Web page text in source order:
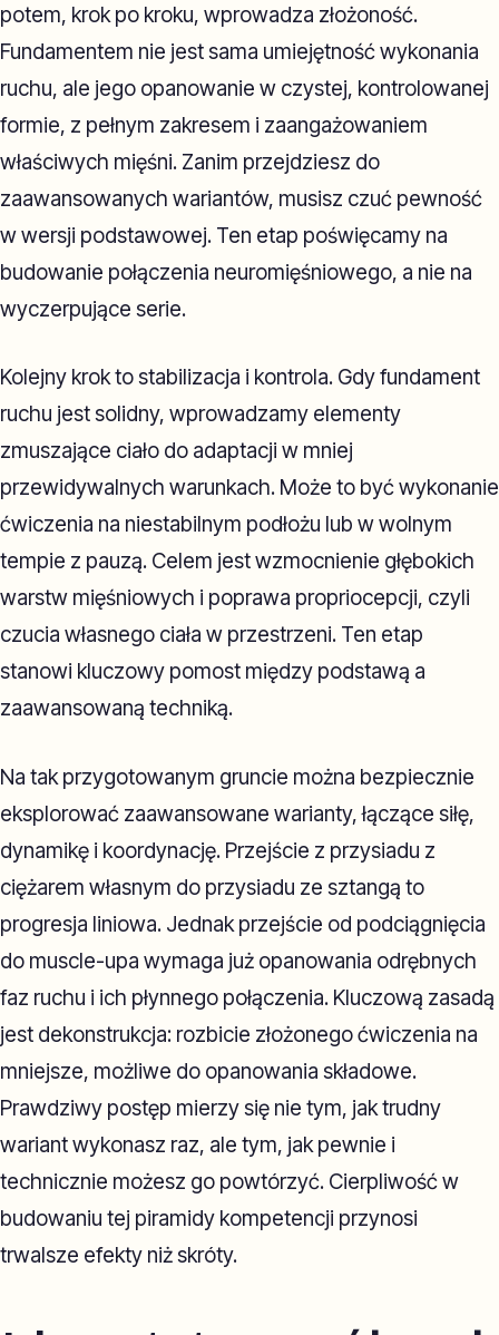
potem, krok po kroku, wprowadza złożoność.
Fundamentem nie jest sama umiejętność wykonania
ruchu, ale jego opanowanie w czystej, kontrolowanej
formie, z pełnym zakresem i zaangażowaniem
właściwych mięśni. Zanim przejdziesz do
zaawansowanych wariantów, musisz czuć pewność
w wersji podstawowej. Ten etap poświęcamy na
budowanie połączenia neuromięśniowego, a nie na
wyczerpujące serie.
Kolejny krok to stabilizacja i kontrola. Gdy fundament
ruchu jest solidny, wprowadzamy elementy
zmuszające ciało do adaptacji w mniej
przewidywalnych warunkach. Może to być wykonanie
ćwiczenia na niestabilnym podłożu lub w wolnym
tempie z pauzą. Celem jest wzmocnienie głębokich
warstw mięśniowych i poprawa propriocepcji, czyli
czucia własnego ciała w przestrzeni. Ten etap
stanowi kluczowy pomost między podstawą a
zaawansowaną techniką.
Na tak przygotowanym gruncie można bezpiecznie
eksplorować zaawansowane warianty, łączące siłę,
dynamikę i koordynację. Przejście z przysiadu z
ciężarem własnym do przysiadu ze sztangą to
progresja liniowa. Jednak przejście od podciągnięcia
do muscle-upa wymaga już opanowania odrębnych
faz ruchu i ich płynnego połączenia. Kluczową zasadą
jest dekonstrukcja: rozbicie złożonego ćwiczenia na
mniejsze, możliwe do opanowania składowe.
Prawdziwy postęp mierzy się nie tym, jak trudny
wariant wykonasz raz, ale tym, jak pewnie i
technicznie możesz go powtórzyć. Cierpliwość w
budowaniu tej piramidy kompetencji przynosi
trwalsze efekty niż skróty.